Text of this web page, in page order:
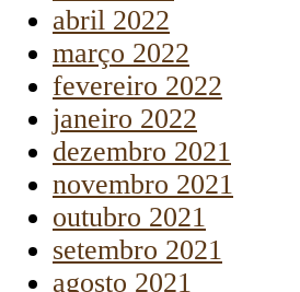
abril 2022
março 2022
fevereiro 2022
janeiro 2022
dezembro 2021
novembro 2021
outubro 2021
setembro 2021
agosto 2021